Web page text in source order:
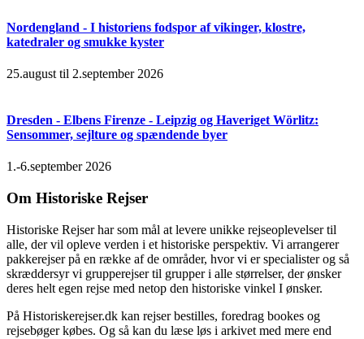
Nordengland - I historiens fodspor af vikinger, klostre,
katedraler og smukke kyster
25.august til 2.september 2026
Dresden - Elbens Firenze - Leipzig og Haveriget Wörlitz:
Sensommer, sejlture og spændende byer
1.-6.september 2026
Om Historiske Rejser
Historiske Rejser har som mål at levere unikke rejseoplevelser til
alle, der vil opleve verden i et historiske perspektiv. Vi arrangerer
pakkerejser på en række af de områder, hvor vi er specialister og så
skræddersyr vi grupperejser til grupper i alle størrelser, der ønsker
deres helt egen rejse med netop den historiske vinkel I ønsker.
På Historiskerejser.dk kan rejser bestilles, foredrag bookes og
rejsebøger købes. Og så kan du læse løs i arkivet med mere end